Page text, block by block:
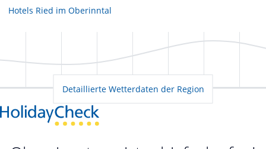
Hotels Ried im Oberinntal
Detaillierte Wetterdaten der Region